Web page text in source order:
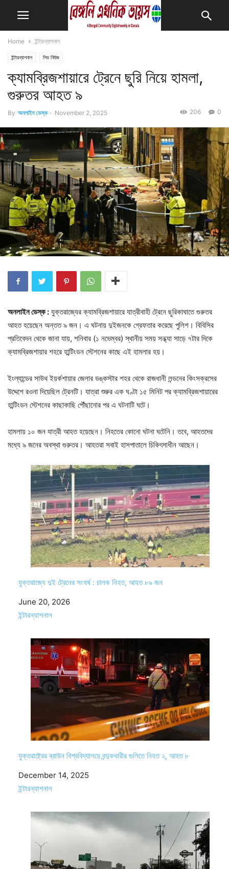
Home ইন্টারন্যাশনাল
ইন্টারন্যাশনাল লিড নিউজ
ক্যামব্রিজশায়ারে ট্রেনে ছুরি নিয়ে হামলা,
গুরুতর আহত ৯
By অনলাইন ডেস্ক - November 2, 2025 0
206
অনলাইন ডেস্ক : যুক্তরাজ্যের ক্যামব্রিজশায়ারে যাত্রীবাহী ট্রেনে ছুরিকাঘাতে গুরুতর
আহত হয়েছেন অন্তত ৯ জন। এ ঘটনায় দুইজনকে গ্রেফতার করেছে পুলিশ। বিবিসির
প্রতিবেদন থেকে জানা যায়, শনিবার (১ নভেম্বর) স্থানীয় সময় সন্ধ্যা সাড়ে ৭টার দিকে
ক্যামব্রিজশায়ার শহরে হান্টিংডন স্টেশনের কাছে এই হামলার হয়।
ইংল্যান্ডের সাউথ ইয়র্কশায়ার জেলার ডঙ্কস্টার শহর থেকে রাজধানী লন্ডনের কিংসক্রসের
উদ্দেশে রওনা দিয়েছিল ট্রেনটি। যাত্রা শুরুর এক ঘণ্টা ১৫ মিনিট পর ক্যামব্রিজশায়ারের
হান্টিংডন স্টেশনের কাছাকাছি পৌঁছানোর পর এ ঘটনাটি ঘটে।
হামলায় ১০ জন যাত্রী আহত হয়েছেন। নিহতের কোনো ঘটনা ঘটেনি। তবে, আহতদের
মধ্যে ৯ জনের অবস্থা গুরুতর। আহতরা সবাই হাসপাতালে চিকিৎসাধীন আছেন।
যুক্তরাজ্যে দুই ট্রেনের সংঘর্ষ : চালক নিহত, আহত ৮৯ জন
Date
June 20, 2026
In relation to
ইন্টারন্যাশনাল
যুক্তরাষ্ট্রের ব্রাউন বিশ্ববিদ্যালয়ে বন্দুকধারীর গুলিতে নিহত ২, আহত ৮
Date
December 14, 2025
In relation to
ইন্টারন্যাশনাল